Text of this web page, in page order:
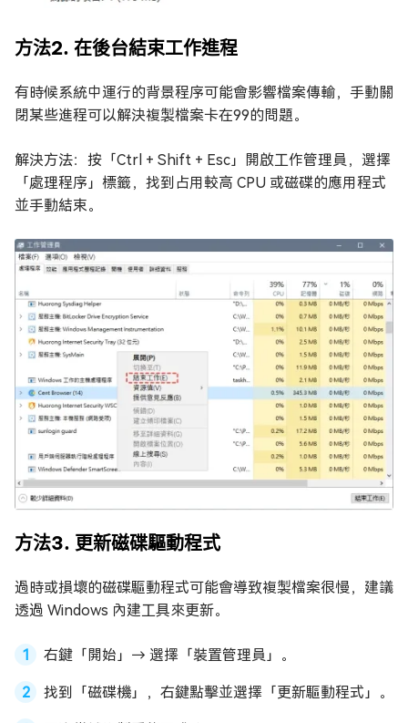
方法2. 在後台結束工作進程
有時候系統中運行的背景程序可能會影響檔案傳輸，手動關
閉某些進程可以解決複製檔案卡在99的問題。
解決方法：按「Ctrl + Shift + Esc」開啟工作管理員，選擇
「處理程序」標籤，找到占用較高 CPU 或磁碟的應用程式
並手動結束。
方法3. 更新磁碟驅動程式
過時或損壞的磁碟驅動程式可能會導致複製檔案很慢，建議
透過 Windows 內建工具來更新。
右鍵「開始」→ 選擇「裝置管理員」。
找到「磁碟機」，右鍵點擊並選擇「更新驅動程式」。